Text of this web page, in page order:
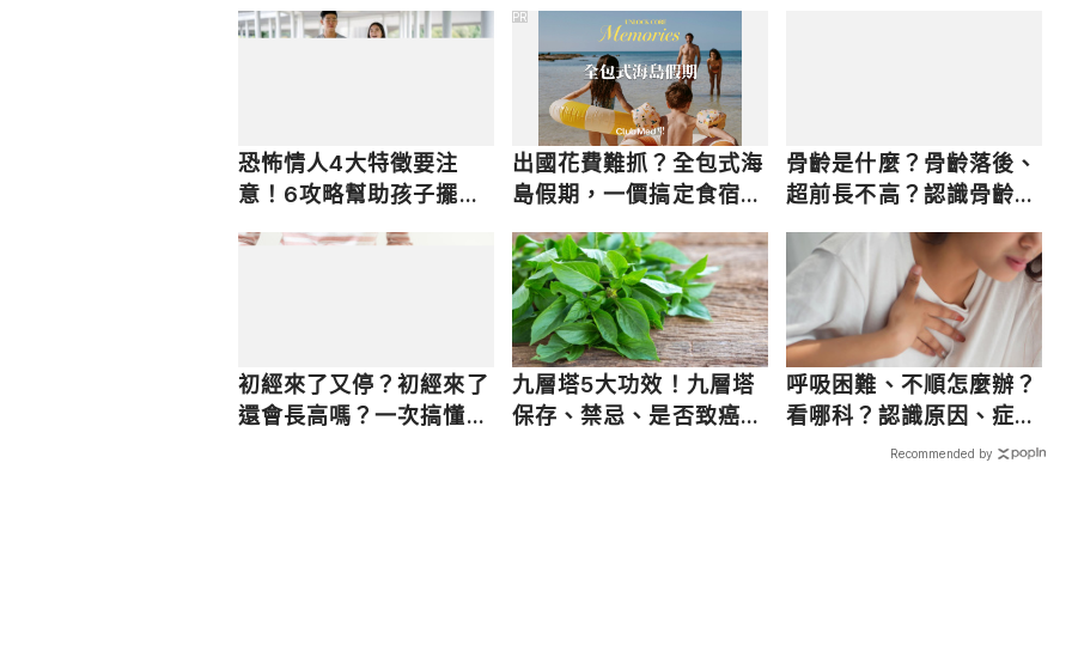
恐怖情人4大特徵要注
意！6攻略幫助孩子擺脫
出國花費難抓？全包式海
島假期，一價搞定食宿玩
PR
骨齡是什麼？骨齡落後、
超前長不高？認識骨齡的
初經來了又停？初經來了
還會長高嗎？一次搞懂初
九層塔5大功效！九層塔
保存、禁忌、是否致癌一
呼吸困難、不順怎麼辦？
看哪科？認識原因、症
Recommended by